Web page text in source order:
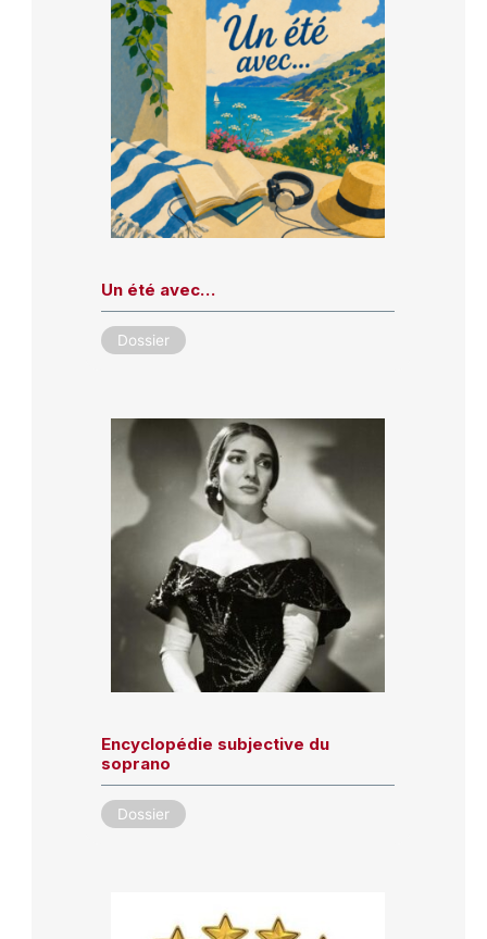
Un été avec…
Dossier
Encyclopédie subjective du
soprano
Dossier